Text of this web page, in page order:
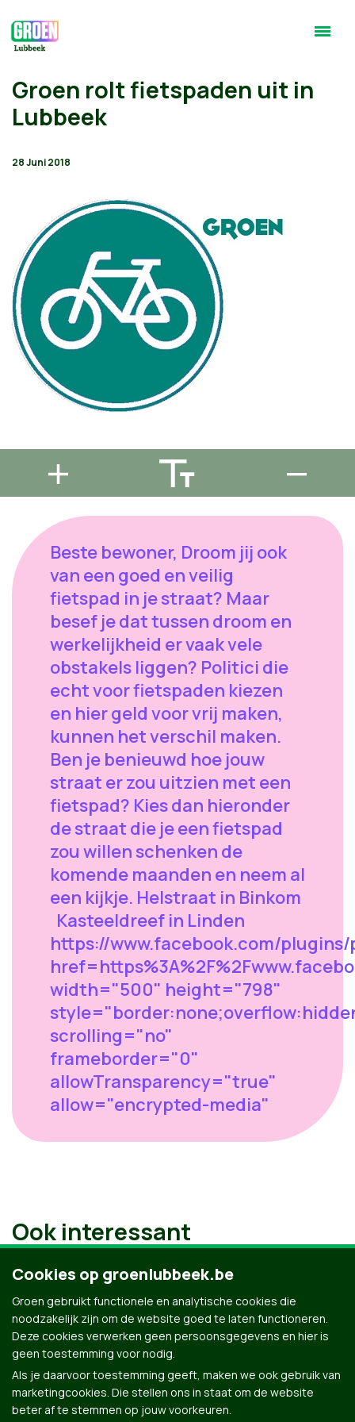
Groen rolt fietspaden uit in
Lubbeek
28 Juni 2018
Beste bewoner, Droom jij ook
van een goed en veilig
fietspad in je straat? Maar
besef je dat tussen droom en
werkelijkheid er vaak vele
obstakels liggen? Politici die
echt voor fietspaden kiezen
en hier geld voor vrij maken,
kunnen het verschil maken.
Ben je benieuwd hoe jouw
straat er zou uitzien met een
fietspad? Kies dan hieronder
de straat die je een fietspad
zou willen schenken de
komende maanden en neem al
een kijkje. Helstraat in Binkom
Kasteeldreef in Linden
https://www.facebook.com/
width="500" height="798"
scrolling="no"
frameborder="0"
allowTransparency="true"
allow="encrypted-media"
Ook interessant
Cookies op groenlubbeek.be
Groen gebruikt functionele en analytische cookies die
noodzakelijk zijn om de website goed te laten functioneren.
Deze cookies verwerken geen persoonsgegevens en hier is
geen toestemming voor nodig.
Als je daarvoor toestemming geeft, maken we ook gebruik van
marketingcookies. Die stellen ons in staat om de website
beter af te stemmen op jouw voorkeuren.